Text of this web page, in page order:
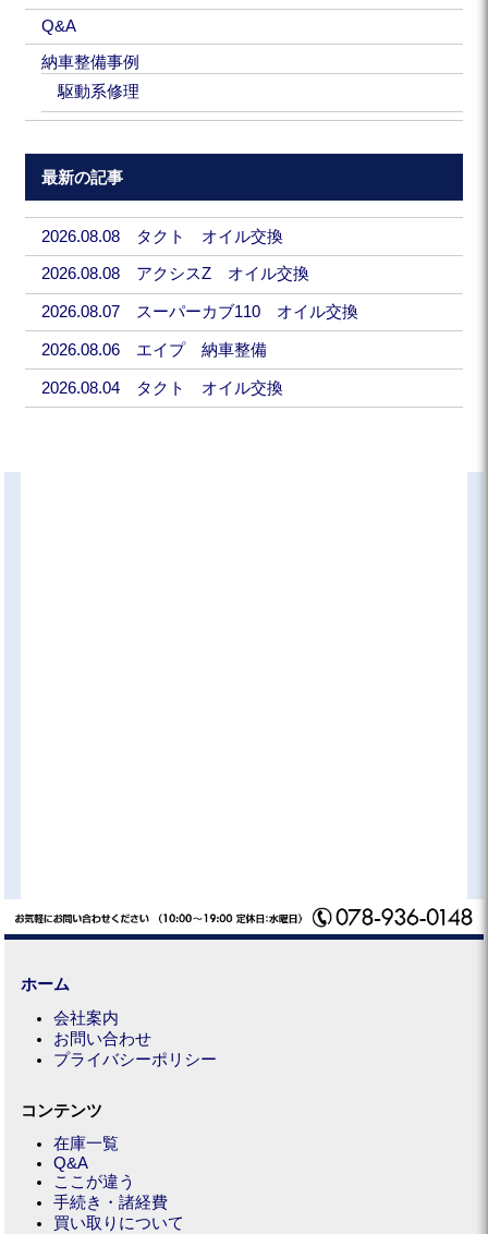
Q&A
納車整備事例
駆動系修理
最新の記事
2026.08.08 タクト オイル交換
2026.08.08 アクシスZ オイル交換
2026.08.07 スーパーカブ110 オイル交換
2026.08.06 エイプ 納車整備
2026.08.04 タクト オイル交換
ホーム
会社案内
お問い合わせ
プライバシーポリシー
コンテンツ
在庫一覧
Q&A
ここが違う
手続き・諸経費
買い取りについて